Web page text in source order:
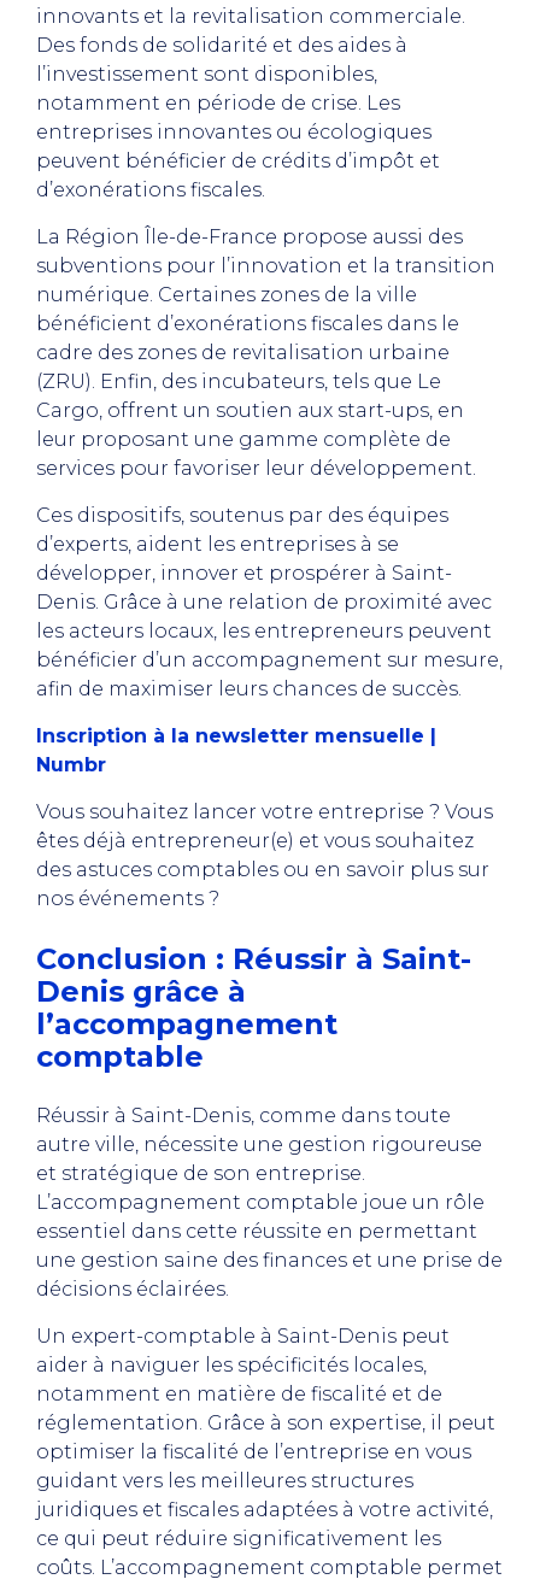
innovants et la revitalisation commerciale.
Des fonds de solidarité et des aides à
l’investissement sont disponibles,
notamment en période de crise. Les
entreprises innovantes ou écologiques
peuvent bénéficier de crédits d’impôt et
d’exonérations fiscales.
La Région Île-de-France propose aussi des
subventions pour l’innovation et la transition
numérique. Certaines zones de la ville
bénéficient d’exonérations fiscales dans le
cadre des zones de revitalisation urbaine
(ZRU). Enfin, des incubateurs, tels que Le
Cargo, offrent un soutien aux start-ups, en
leur proposant une gamme complète de
services pour favoriser leur développement.
Ces dispositifs, soutenus par des équipes
d’experts, aident les entreprises à se
développer, innover et prospérer à Saint-
Denis. Grâce à une relation de proximité avec
les acteurs locaux, les entrepreneurs peuvent
bénéficier d’un accompagnement sur mesure,
afin de maximiser leurs chances de succès.
Inscription à la newsletter mensuelle |
Numbr
Vous souhaitez lancer votre entreprise ? Vous
êtes déjà entrepreneur(e) et vous souhaitez
des astuces comptables ou en savoir plus sur
nos événements ?
Conclusion : Réussir à Saint-
Denis grâce à
l’accompagnement
comptable
Réussir à Saint-Denis, comme dans toute
autre ville, nécessite une gestion rigoureuse
et stratégique de son entreprise.
L’accompagnement comptable joue un rôle
essentiel dans cette réussite en permettant
une gestion saine des finances et une prise de
décisions éclairées.
Un expert-comptable à Saint-Denis peut
aider à naviguer les spécificités locales,
notamment en matière de fiscalité et de
réglementation. Grâce à son expertise, il peut
optimiser la fiscalité de l’entreprise en vous
guidant vers les meilleures structures
juridiques et fiscales adaptées à votre activité,
ce qui peut réduire significativement les
coûts. L’accompagnement comptable permet